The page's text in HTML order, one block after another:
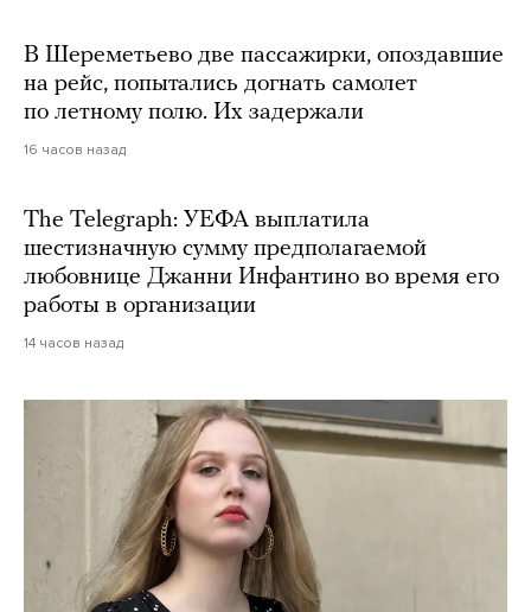
В Шереметьево две пассажирки, опоздавшие
на рейс, попытались догнать самолет
по летному полю. Их задержали
16 часов назад
The Telegraph: УЕФА выплатила
шестизначную сумму предполагаемой
любовнице Джанни Инфантино во время его
работы в организации
14 часов назад